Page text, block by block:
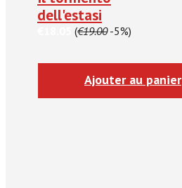
dell'estasi
(€19.00-5%)
Ajouter au panier